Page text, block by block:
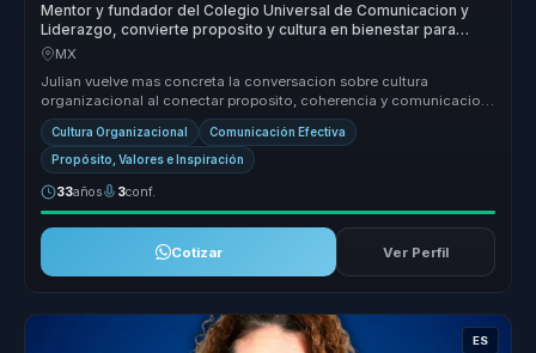
Mentor y fundador del Colegio Universal de Comunicacion y
Liderazgo, convierte proposito y cultura en bienestar para
organizaciones.
MX
Julian vuelve mas concreta la conversacion sobre cultura
organizacional al conectar proposito, coherencia y comunicacion
con decisiones p...
Cultura Organizacional Comunicación Efectiva
Propósito, Valores e Inspiración
33años 3conf.
Cotizar Ver Perfil
ES